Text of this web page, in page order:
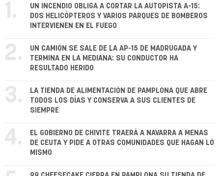
1.
UN INCENDIO OBLIGA A CORTAR LA AUTOPISTA A-15:
DOS HELICÓPTEROS Y VARIOS PARQUES DE BOMBEROS
INTERVIENEN EN EL FUEGO
2.
UN CAMIÓN SE SALE DE LA AP-15 DE MADRUGADA Y
TERMINA EN LA MEDIANA: SU CONDUCTOR HA
RESULTADO HERIDO
3.
LA TIENDA DE ALIMENTACIÓN DE PAMPLONA QUE ABRE
TODOS LOS DÍAS Y CONSERVA A SUS CLIENTES DE
SIEMPRE
4.
EL GOBIERNO DE CHIVITE TRAERÁ A NAVARRA A MENAS
DE CEUTA Y PIDE A OTRAS COMUNIDADES QUE HAGAN LO
MISMO